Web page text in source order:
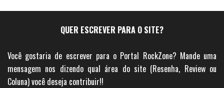
QUER ESCREVER PARA O SITE?
Você gostaria de escrever para o Portal RockZone? Mande uma
mensagem nos dizendo qual área do site (Resenha, Review ou
Coluna) você deseja contribuir!!